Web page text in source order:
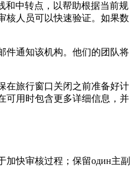
和中转点，以帮助根据当前规
核人员可以快速验证。如果数
件通知该机构。他们的团队将
在旅行窗口关闭之前准备好计
可用时包含更多详细信息，并
快审核过程；保留один主副